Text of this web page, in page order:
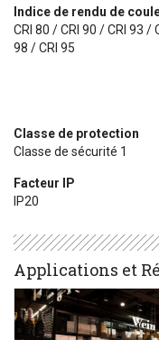
Indice de rendu de
CRI 80 / CRI 90 / CRI 93 /
98 / CRI 95
Classe de protection
Classe de sécurité 1
Facteur IP
IP20
Applications et